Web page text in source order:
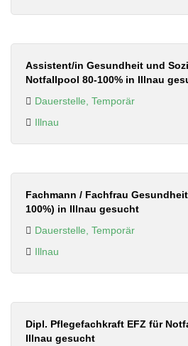
Assistent/in Gesundheit und
Notfallpool 80-100% in Illnau
Dauerstelle, Temporär
Illnau
Fachmann / Fachfrau
100%) in Illnau gesucht
Dauerstelle, Temporär
Illnau
Dipl. Pflegefachkraft EFZ für
Illnau gesucht